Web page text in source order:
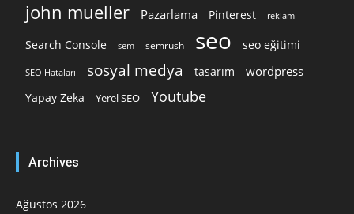
john mueller Pazarlama Pinterest reklam
Search Console sem semrush seo seo eğitimi
SEO Hataları sosyal medya tasarım wordpress
Yapay Zeka Yerel SEO Youtube
Archives
Ağustos 2026